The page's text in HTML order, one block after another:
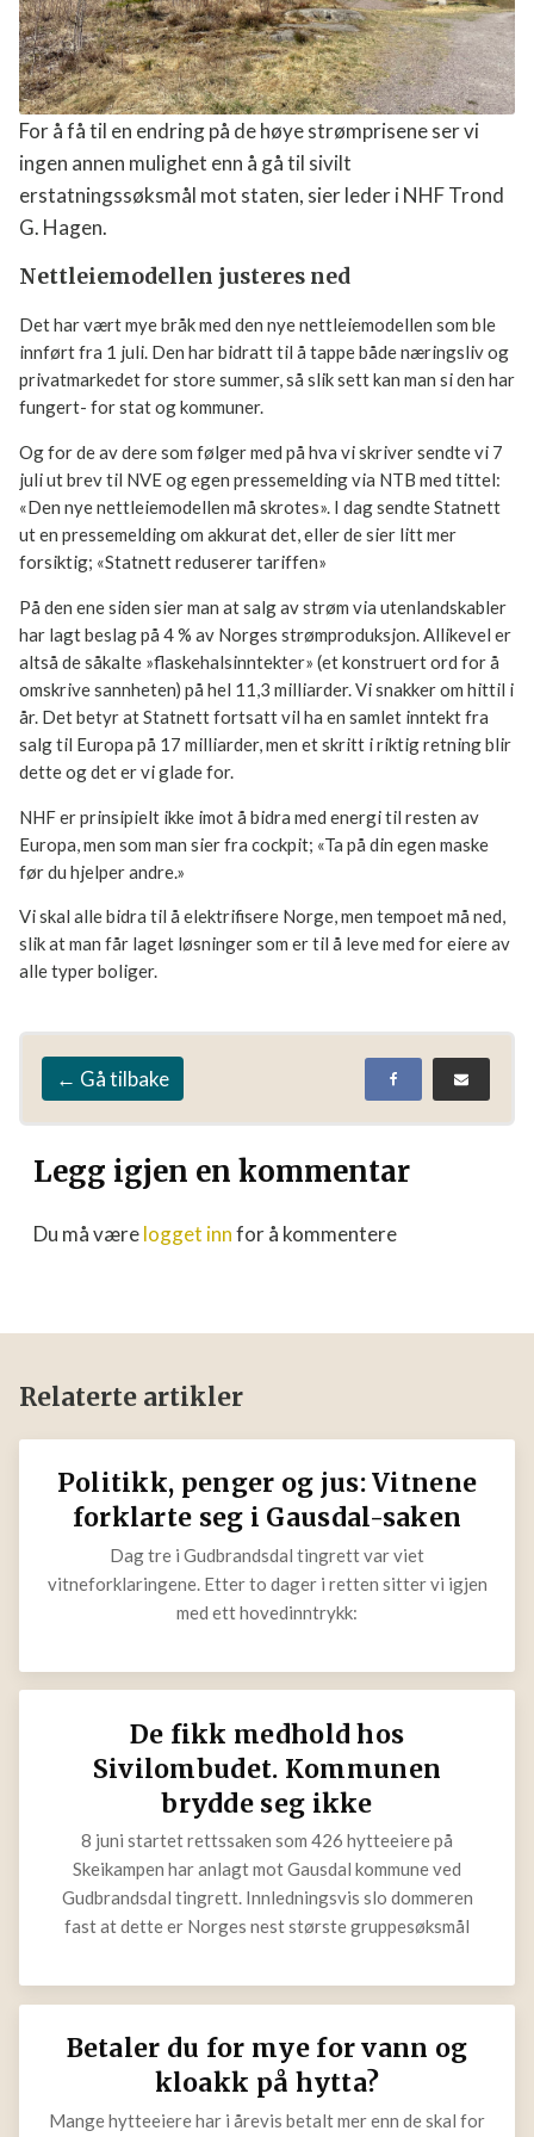
For å få til en endring på de høye strømprisene ser vi
ingen annen mulighet enn å gå til sivilt
erstatningssøksmål mot staten, sier leder i NHF
Trond G. Hagen.
Nettleiemodellen justeres ned
innført fra 1 juli. Den har bidratt til å tappe både næringsliv
og privatmarkedet for store summer, så slik sett kan man si
den har fungert- for stat og kommuner.
7 juli ut brev til NVE og egen pressemelding via NTB med
tittel: «Den nye nettleiemodellen må skrotes». I dag sendte
Statnett ut en pressemelding om akkurat det, eller de sier litt
mer forsiktig; «Statnett reduserer tariffen»
utenlandskabler har lagt beslag på 4 % av Norges
strømproduksjon. Allikevel er altså de såkalte
»flaskehalsinntekter» (et konstruert ord for å omskrive
sannheten) på hel 11,3 milliarder. Vi snakker om hittil i år. Det
betyr at Statnett fortsatt vil ha en samlet inntekt fra salg til
Europa på 17 milliarder, men et skritt i riktig retning blir
dette og det er vi glade for.
NHF er prinsipielt ikke imot å bidra med energi til resten av
Europa, men som man sier fra cockpit; «Ta på din egen maske
før du hjelper andre.»
Vi skal alle bidra til å elektrifisere Norge, men tempoet må
ned, slik at man får laget løsninger som er til å leve med for
eiere av alle typer boliger.
← Gå tilbake
Legg igjen en kommentar
Du må værelogget inn for å kommentere
Relaterte artikler
Politikk, penger og jus: Vitnene
forklarte seg i Gausdal-saken
Dag tre i Gudbrandsdal tingrett var viet
vitneforklaringene. Etter to dager i retten sitter vi
igjen med ett hovedinntrykk:
De fikk medhold hos
Sivilombudet. Kommunen
brydde seg ikke
8 juni startet rettssaken som 426 hytteeiere på
Skeikampen har anlagt mot Gausdal kommune ved
Gudbrandsdal tingrett. Innledningsvis slo dommeren
fast at dette er Norges nest største gruppesøksmål
Betaler du for mye for vann og
kloakk på hytta?
Jeg samtykker til at Norges Hytteforbund
behandler mine persondata ihht.
personvernerklæringen.